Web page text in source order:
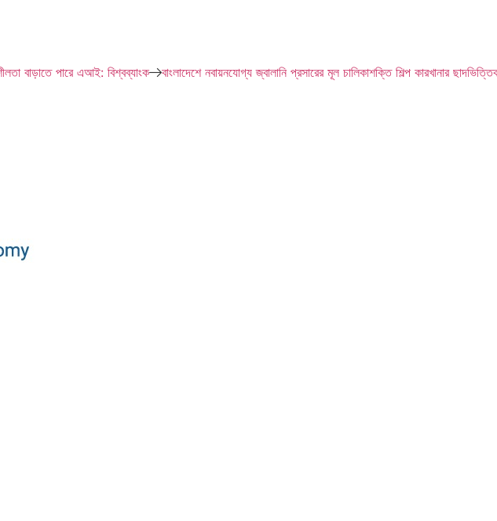
পারে এআই: বিশ্বব্যাংক বাংলাদেশে নবায়নযোগ্য জ্বালানি প্রসারের মূল চালিকাশক্তি শিল্প কারখানার ছাদভিত্তিক